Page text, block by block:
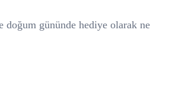
doğum gününde hediye olarak ne